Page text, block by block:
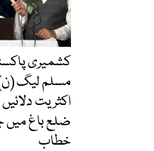
کشمیری
مسلم لیگ (ن)
اکثریت دلائیں
ضلع باغ
خطاب